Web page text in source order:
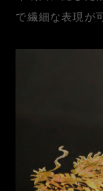
で繊細な表現が